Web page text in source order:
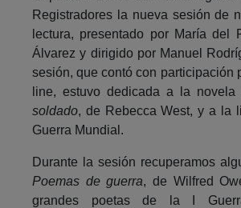
Registradores la nueva sesión de
lectura, presentado por María del
Álvarez y dirigido por Manuel
sesión, que contó con participación
line, estuvo dedicada a la novela
soldado, de Rebecca West, y a la
Guerra Mundial.
Durante la sesión recuperamos
Poemas de guerra, de Wilfred
grandes poetas de la I